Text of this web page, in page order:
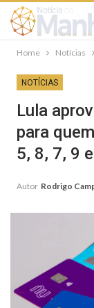
Home Notícias
NOTÍCIAS
Lula
para
5, 8, 7, 9
Autor Rodrigo